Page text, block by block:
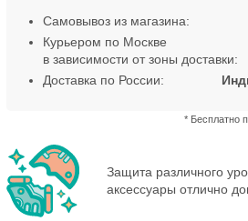
Самовывоз из магазина:
Курьером по Москве
в зависимости от зоны доставки:
* Бесплатно
Доставка по России:
Защита различного
аксессуары отлично